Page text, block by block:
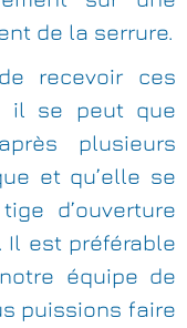
de la serrure.
recevoir ces
il se peut que
plusieurs
et qu’elle se
d’ouverture
Il est préférable
équipe de
puissions faire